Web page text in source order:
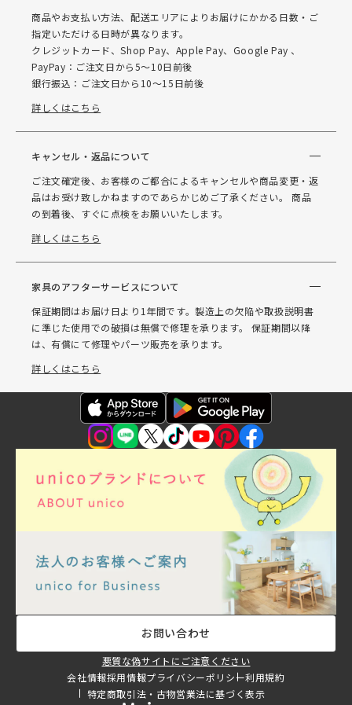
商品やお支払い方法、配送エリアによりお届けにかかる日数・ご
指定いただける日時が異なります。
クレジットカード、Shop Pay、Apple Pay、Google Pay 、
PayPay：ご注文日から5～10日前後
銀行振込：ご注文日から10～15日前後
詳しくはこちら
キャンセル・返品について
ご注文確定後、お客様のご都合によるキャンセルや商品変更・返
品はお受け致しかねますのであらかじめご了承ください。 商品
の到着後、すぐに点検をお願いいたします。
詳しくはこちら
家具のアフターサービスについて
保証期間はお届け日より1年間です。製造上の欠陥や取扱説明書
に準じた使用での破損は無償で修理を承ります。 保証期間以降
は、有償にて修理やパーツ販売を承ります。
詳しくはこちら
お問い合わせ
悪質な偽サイトにご注意ください
会社情報採用情報プライバシーポリシー利用規約
特定商取引法・古物営業法に基づく表示